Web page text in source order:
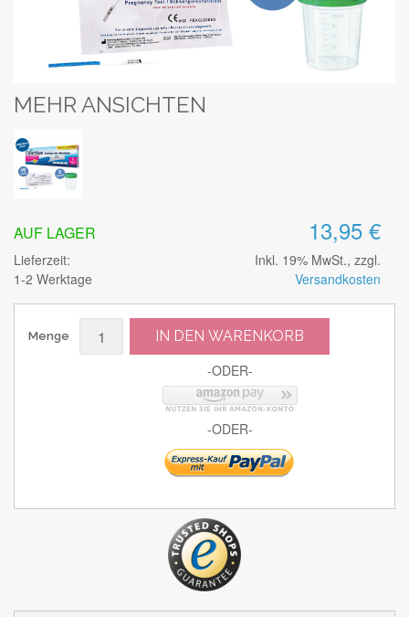
MEHR ANSICHTEN
13,95 €
Inkl. 19% MwSt., zzgl.
Versandkosten
AUF LAGER
Lieferzeit:
1-2 Werktage
Menge IN DEN WARENKORB
-ODER-
-ODER-